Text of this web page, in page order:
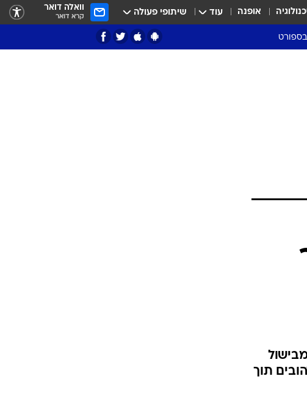
אופנה עוד שיתופי פעולה וואלה דואר
קרא דואר
לנולנצח והמשיכו ברצף העגום. אלבז כבש ראשון (47) מבישול
צהובים תוך